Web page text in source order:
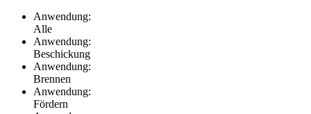
Anwendung:
Alle
Anwendung:
Beschickung
Anwendung:
Brennen
Anwendung:
Fördern